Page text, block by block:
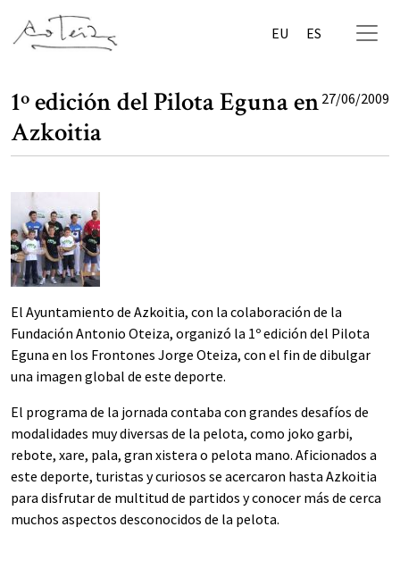
EU ES
1º edición del Pilota Eguna en
Azkoitia
27/06/2009
El Ayuntamiento de Azkoitia, con la colaboración de la
Fundación Antonio Oteiza, organizó la 1º edición del Pilota
Eguna en los Frontones Jorge Oteiza, con el fin de dibulgar
una imagen global de este deporte.
El programa de la jornada contaba con grandes desafíos de
modalidades muy diversas de la pelota, como joko garbi,
rebote, xare, pala, gran xistera o pelota mano. Aficionados a
este deporte, turistas y curiosos se acercaron hasta Azkoitia
para disfrutar de multitud de partidos y conocer más de cerca
muchos aspectos desconocidos de la pelota.